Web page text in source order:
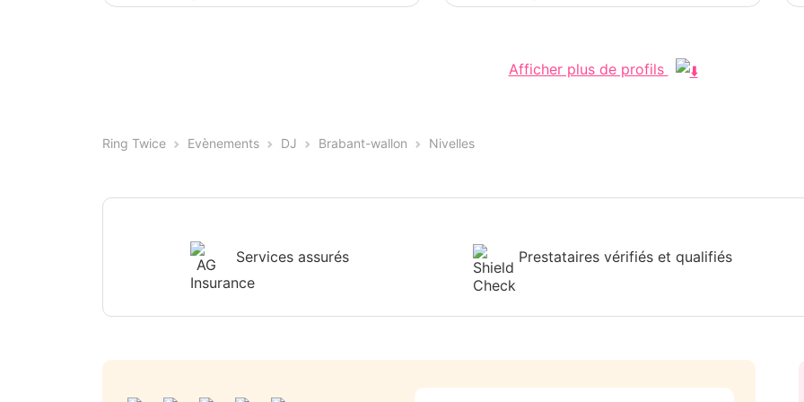
Afficher plus de profils
Ring Twice Evènements DJ Brabant-wallon Nivelles
Services assurés Prestataires vérifiés et qualifiés